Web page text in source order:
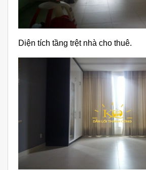
Diện tích tầng trệt nhà cho thuê.